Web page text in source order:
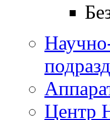
Центр